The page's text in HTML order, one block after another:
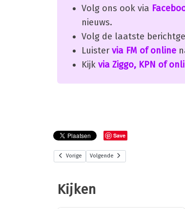
Volg ons ook via
nieuws.
Volg de laatste
Luister via FM of online
Kijk via Ziggo, KPN of
Save
Vorige Volgende
Kijken